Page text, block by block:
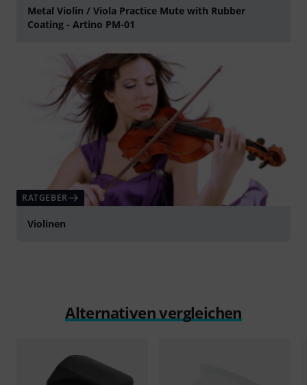
Metal Violin / Viola Practice Mute with Rubber
Coating - Artino PM-01
RATGEBER
Violinen
Alternativen vergleichen